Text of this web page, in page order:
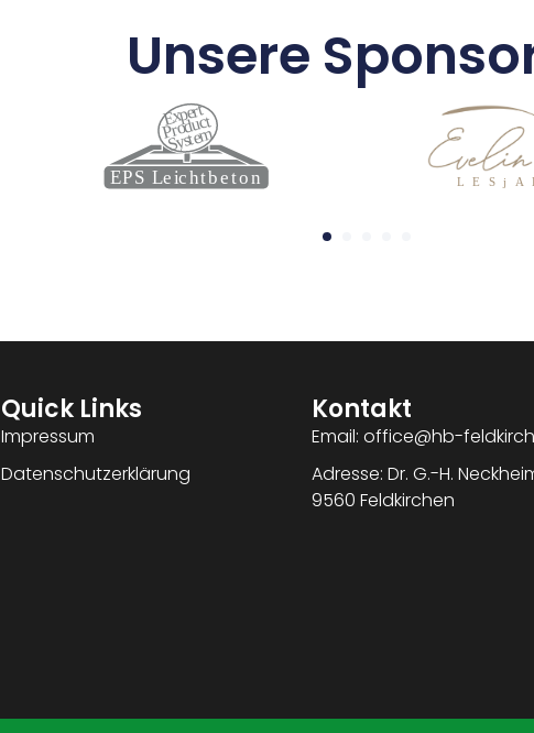
Unsere
Quick Links
Impressum
Datenschutzerklärung
Kontakt
Email: office@hb-
Adresse: Dr. G.-H.
9560 Feldkirchen